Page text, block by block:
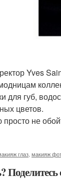
Yves
для губ,
цветов.
не
глаз, макияж
Поделитесь